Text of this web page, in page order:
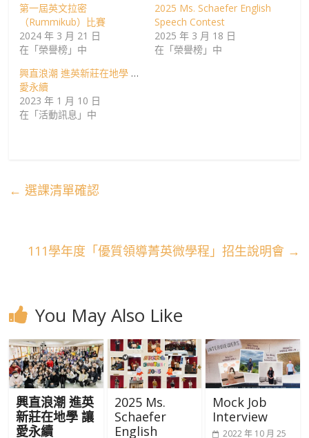
第一屆英文拉密
（Rummikub）比賽
2024 年 3 月 21 日
在「榮譽榜」中
2025 Ms. Schaefer English
Speech Contest
2025 年 3 月 18 日
在「榮譽榜」中
興直浪潮 進英新莊在地學 讓
愛永續
2023 年 1 月 10 日
在「活動訊息」中
← 選課清單確認
111學年度「優質領導菁英微學程」招生說明會 →
You May Also Like
興直浪潮 進英
新莊在地學 讓
愛永續
2025 Ms.
Schaefer
English
Mock Job
Interview
2022 年 10 月 25